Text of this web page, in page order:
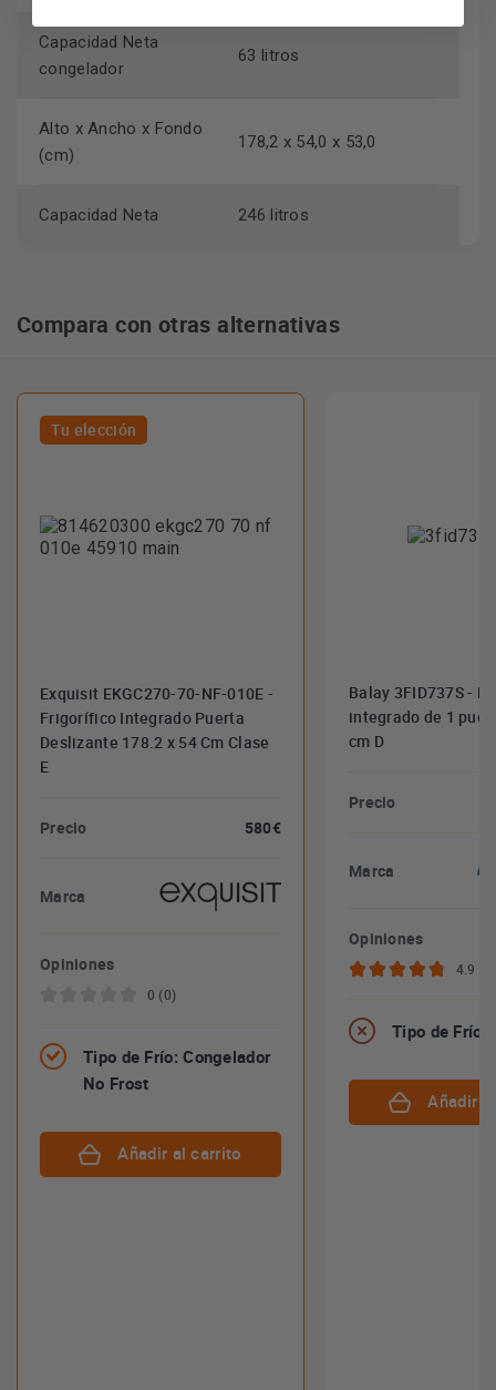
Capacidad Neta
congelador
63 litros
Alto x Ancho x Fondo
(cm)
178,2 x 54,0 x 53,0
Capacidad Neta 246 litros
Compara con otras alternativas
Exquisit EKGC270-70-NF-010E -
Frigorífico Integrado Puerta
Deslizante 178.2 x 54 Cm Clase
E
Precio 580€
Marca
Opiniones
0 (0)
Tipo de Frío: Congelador
No Frost
Añadir al carrito
Tu elección
Balay 3FID737S -
integrado de 1
cm D
Precio
Marca
Opiniones
4.9
Tipo de Frío
Añadir